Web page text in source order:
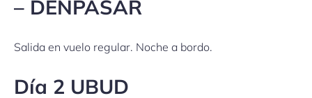
– DENPASAR
Salida en vuelo regular. Noche a bordo.
Día 2 UBUD